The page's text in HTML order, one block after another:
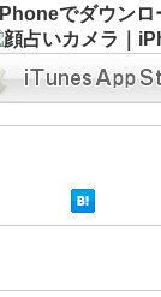
でダウンロ